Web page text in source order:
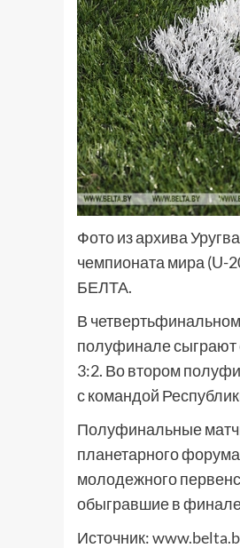
Фото из архива
чемпионата мира (U-
БЕЛТА.
В
полуфинале сыграют
3:2. Во втором
с командой
Полуфинальные
планетарного
молодежного
обыгравшие в
Источник: